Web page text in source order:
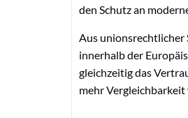
den Schutz an
Aus unionsrechtlicher
innerhalb der
gleichzeitig das
mehr